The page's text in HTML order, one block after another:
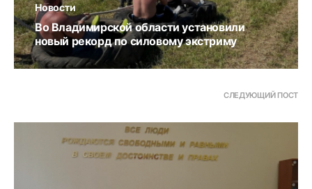
Новости
Во Владимирской области установили
новый рекорд по силовому экстриму
СЛЕДУЮЩИЙ ПОСТ